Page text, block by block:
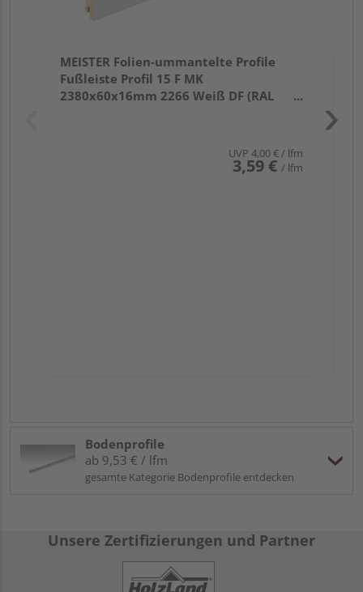
MEISTER Folien-ummantelte Profile
Fußleiste Profil 15 F MK
2380x60x16mm 2266 Weiß DF (RAL
UVP 4,00 €/ lfm
3,59 € / lfm
Bodenprofile
ab 9,53 € / lfm
gesamte Kategorie Bodenprofile entdecken
Unsere Zertifizierungen und Partner